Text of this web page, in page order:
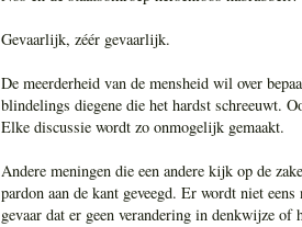
Gevaarlijk, zéér gevaarlijk.
De meerderheid van de mensheid wil over
blindelings diegene die het hardst schreeuwt.
Elke discussie wordt zo onmogelijk gemaakt.
Andere meningen die een andere kijk op de
pardon aan de kant geveegd. Er wordt niet
gevaar dat er geen verandering in denkwijze of